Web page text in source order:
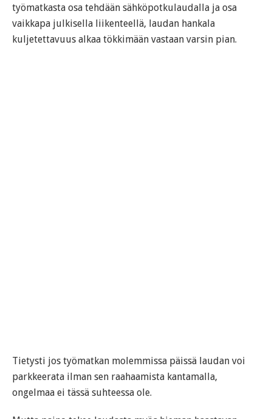
työmatkasta osa tehdään sähköpotkulaudalla ja osa
vaikkapa julkisella liikenteellä, laudan hankala
kuljetettavuus alkaa tökkimään vastaan varsin pian.
Tietysti jos työmatkan molemmissa päissä laudan voi
parkkeerata ilman sen raahaamista kantamalla,
ongelmaa ei tässä suhteessa ole.